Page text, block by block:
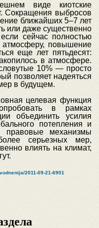
виде киотские
Сокращения выбросов
ближайших 5–7 лет
или даже существенно
сейчас полностью
атмосферу, повышение
еще лет пятьдесят:
в атмосфере.
10% — просто
позволяет надеяться
в будущем.
целевая функция
в рамках
объединить усилия
потепления и
правовые механизмы
серьезных мер,
влиять на климат,
2011-09-21-6901